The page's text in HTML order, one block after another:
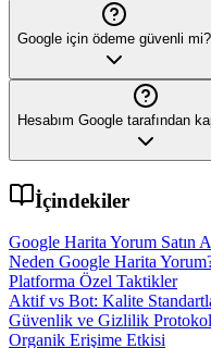
Google için ödeme güvenli mi?
Hesabım Google tarafından
İçindekiler
Google Harita Yorum Satın
Neden Google Harita
Platforma Özel Taktikler
Aktif vs Bot: Kalite
Güvenlik ve Gizlilik
Organik Erişime Etkisi